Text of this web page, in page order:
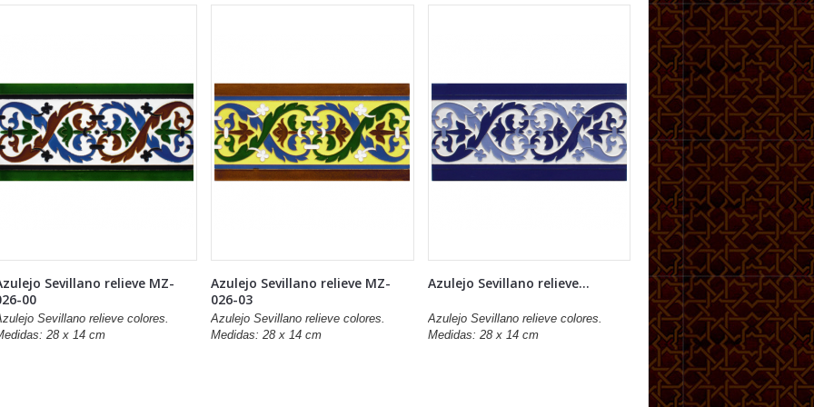
Sevillano relieve MZ-
00
Sevillano relieve colores.
28 x 14 cm
Azulejo Sevillano relieve MZ-
026-03
Azulejo Sevillano relieve colores.
Medidas: 28 x 14 cm
Azulejo Sevillano relieve...
Azulejo Sevillano relieve colores.
Medidas: 28 x 14 cm